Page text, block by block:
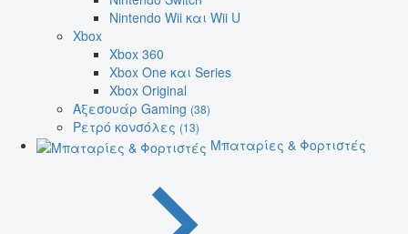
Nintendo Wii και Wii U
Xbox
Xbox 360
Xbox One και Series
Xbox Original
Αξεσουάρ Gaming (38)
Ρετρό κονσόλες (13)
Μπαταρίες & Φορτιστές